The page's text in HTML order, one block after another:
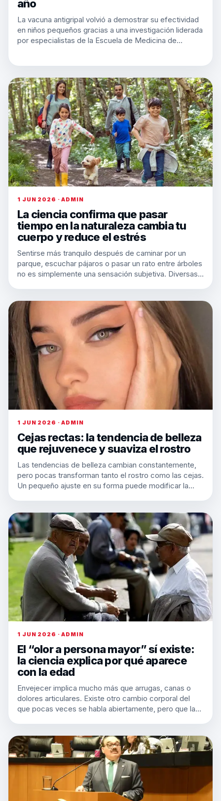
año
La vacuna antigripal volvió a demostrar su efectividad
en niños pequeños gracias a una investigación liderada
por especialistas de la Escuela de Medicina de…
1 JUN 2026 · ADMIN
La ciencia confirma que pasar
tiempo en la naturaleza cambia tu
cuerpo y reduce el estrés
Sentirse más tranquilo después de caminar por un
parque, escuchar pájaros o pasar un rato entre árboles
no es simplemente una sensación subjetiva. Diversas…
1 JUN 2026 · ADMIN
Cejas rectas: la tendencia de belleza
que rejuvenece y suaviza el rostro
Las tendencias de belleza cambian constantemente,
pero pocas transforman tanto el rostro como las cejas.
Un pequeño ajuste en su forma puede modificar la…
1 JUN 2026 · ADMIN
El “olor a persona mayor” sí existe:
la ciencia explica por qué aparece
con la edad
Envejecer implica mucho más que arrugas, canas o
dolores articulares. Existe otro cambio corporal del
que pocas veces se habla abiertamente, pero que la…